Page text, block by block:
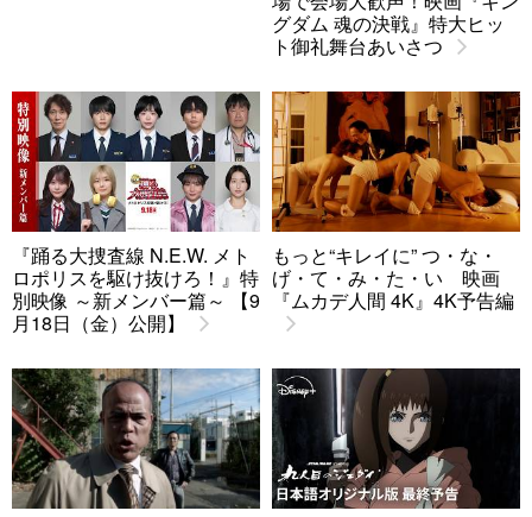
グダム 魂の決戦』特大ヒッ
ト御礼舞台あいさつ
『踊る大捜査線 N.E.W. メト
ロポリスを駆け抜けろ！』特
別映像 ～新メンバー篇～ 【9
月18日（金）公開】
もっと“キレイに” つ・な・
げ・て・み・た・い 映画
『ムカデ人間 4K』4K予告編